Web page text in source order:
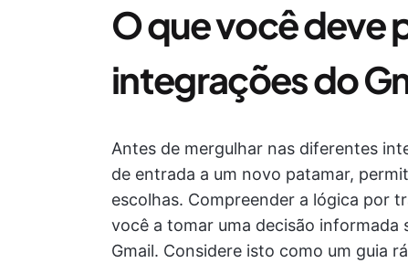
O que você deve
integrações do
Antes de mergulhar nas diferentes
de entrada a um novo patamar,
escolhas. Compreender a lógica por
você a tomar uma decisão informada
Gmail. Considere isto como um guia